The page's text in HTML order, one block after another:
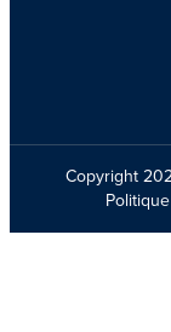
Copyright